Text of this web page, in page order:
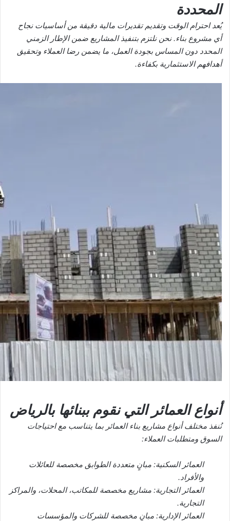
المحددة
يُعد احترام الوقت وتقديم تقديرات مالية دقيقة من أساسيات نجاح
أي مشروع بناء. نحن نلتزم بتنفيذ المشاريع ضمن الإطار الزمني
المحدد دون المساس بجودة العمل، ما يضمن رضا العملاء وتحقيق
أهدافهم الاستثمارية بكفاءة.
أنواع العمائر التي نقوم ببنائها بالرياض
نُنفذ مختلف أنواع مشاريع بناء العمائر بما يتناسب مع احتياجات
السوق ومتطلبات العملاء:
العمائر السكنية: مبانٍ متعددة الطوابق مخصصة للعائلات
والأفراد.
العمائر التجارية: مشاريع مخصصة للمكاتب، المحلات، والمراكز
التجارية.
العمائر الإدارية: مبانٍ مخصصة للشركات والمؤسسات